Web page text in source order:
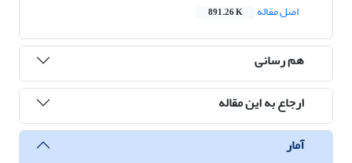
اصل مقاله
891.26 K
هم رسانی
ارجاع به این مقاله
آمار